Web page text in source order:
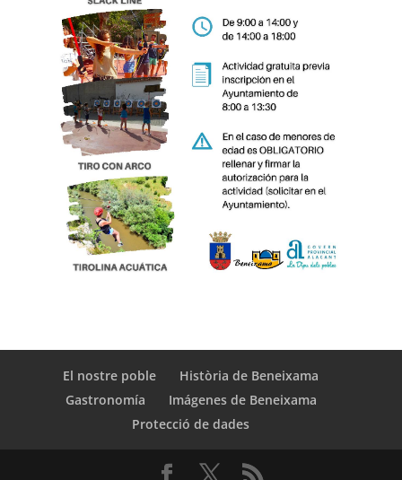
El nostre poble
Història de Beneixama
Gastronomía
Imágenes de Beneixama
Protecció de dades